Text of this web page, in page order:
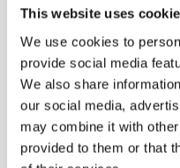
This website uses
We use cookies to
provide social media
We also share
our social media,
may combine it with
provided to them or that
размеренный, но
Понравилась